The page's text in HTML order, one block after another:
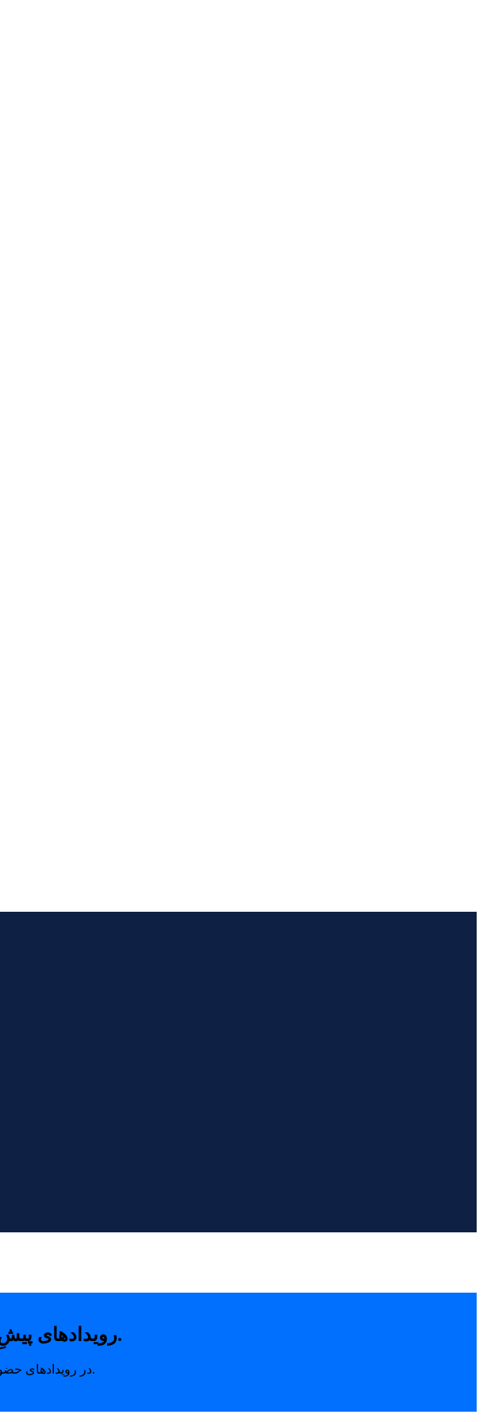
رویدادهای پیشِ روی کامیاب را ببینید و همین امروز با خیال راحت جای خودتان را رزرو کنید.
در رویدادهای حضوری یا آنلاین ما شرکت کنید، مهارت‌های کاربردی بیاموزید و ارتباطاتی بسازید که مسیر رشد شما را متحول می‌کند.